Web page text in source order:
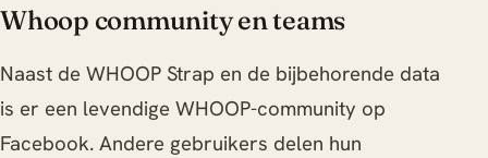
Whoop community en teams
Naast de WHOOP Strap en de bijbehorende data
is er een levendige WHOOP-community op
Facebook. Andere gebruikers delen hun